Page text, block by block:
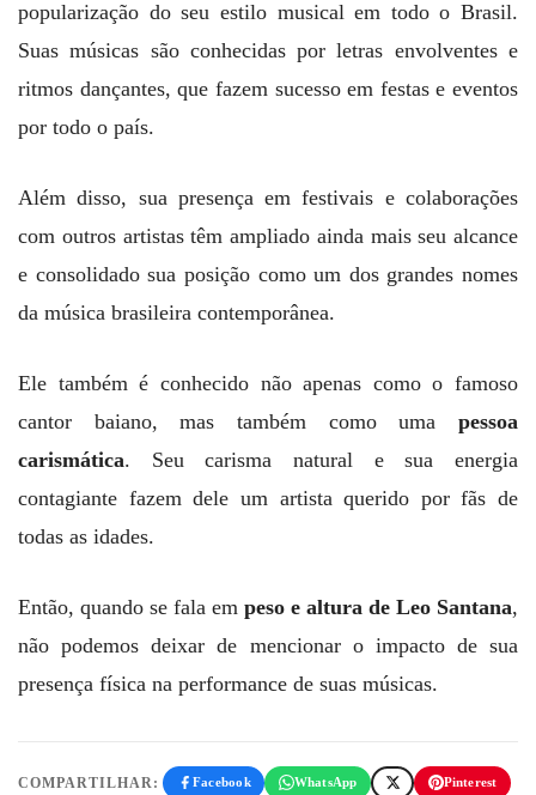
popularização do seu estilo musical em todo o Brasil.
Suas músicas são conhecidas por letras envolventes e
ritmos dançantes, que fazem sucesso em festas e eventos
por todo o país.
Além disso, sua presença em festivais e colaborações
com outros artistas têm ampliado ainda mais seu alcance
e consolidado sua posição como um dos grandes nomes
da música brasileira contemporânea.
Ele também é conhecido não apenas como o famoso
cantor baiano, mas também como uma pessoa
carismática. Seu carisma natural e sua energia
contagiante fazem dele um artista querido por fãs de
todas as idades.
Então, quando se fala em peso e altura de Leo Santana,
não podemos deixar de mencionar o impacto de sua
presença física na performance de suas músicas.
COMPARTILHAR: Facebook WhatsApp Pinterest